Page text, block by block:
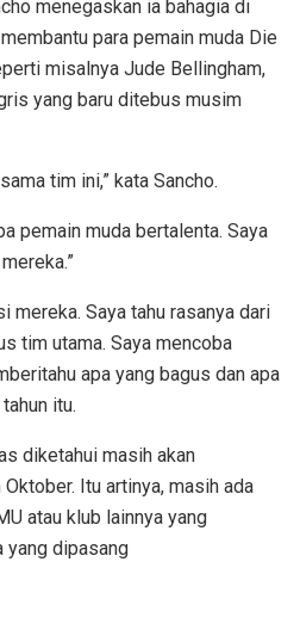
menegaskan ia bahagia di
para pemain muda Die
misalnya Jude Bellingham,
yang baru ditebus musim
tim ini,” kata Sancho.
pemain muda bertalenta. Saya
mereka. Saya tahu rasanya dari
tim utama. Saya mencoba
apa yang bagus dan apa
itu.
diketahui masih akan
Itu artinya, masih ada
atau klub lainnya yang
yang dipasang